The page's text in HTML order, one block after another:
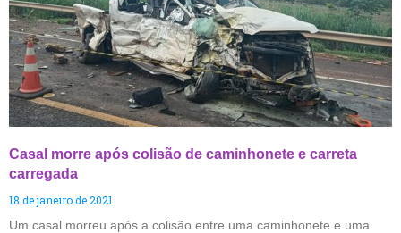
Casal morre após colisão de caminhonete e carreta
carregada
18 de janeiro de 2021
Um casal morreu após a colisão entre uma caminhonete e uma